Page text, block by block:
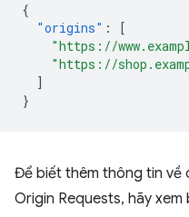
{
"origins" :
[
"https://
"https://
]
}
Để biết thêm thông tin về
Origin Requests, hãy xem